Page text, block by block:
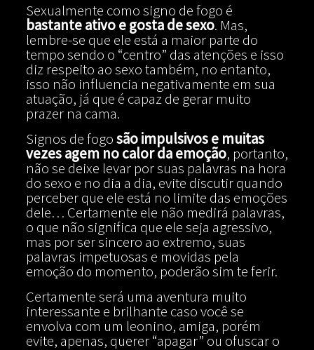
Sexualmente como signo de fogo é
bastante ativo e gosta de sexo. Mas,
lembre-se que ele está a maior parte do
tempo sendo o “centro” das atenções e isso
diz respeito ao sexo também, no entanto,
isso não influencia negativamente em sua
atuação, já que é capaz de gerar muito
prazer na cama.
Signos de fogosão impulsivos e muitas
vezes agem no calor da emoção, portanto,
não se deixe levar por suas palavras na hora
do sexo e no dia a dia, evite discutir quando
perceber que ele está no limite das emoções
dele… Certamente ele não medirá palavras,
o que não significa que ele seja agressivo,
mas por ser sincero ao extremo, suas
palavras impetuosas e movidas pela
emoção do momento, poderão sim te ferir.
Certamente será uma aventura muito
interessante e brilhante caso você se
envolva com um leonino, amiga, porém
evite, apenas, querer “apagar” ou ofuscar o